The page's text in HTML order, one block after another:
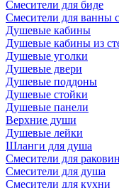
Смесители для биде
Смесители для ванны
Душевые кабины
Душевые кабины из
Душевые уголки
Душевые двери
Душевые поддоны
Душевые стойки
Душевые панели
Верхние души
Душевые лейки
Шланги для душа
Смесители для раковин
Смесители для душа
Смесители для кухни